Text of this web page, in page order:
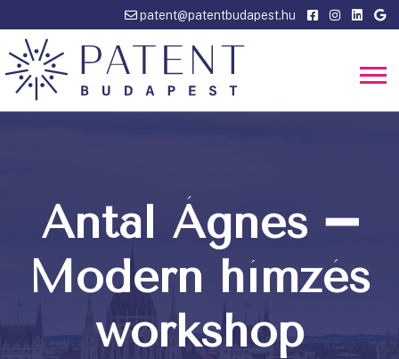
patent@patentbudapest.hu
Antal Ágnes ➖
Modern hímzés
workshop